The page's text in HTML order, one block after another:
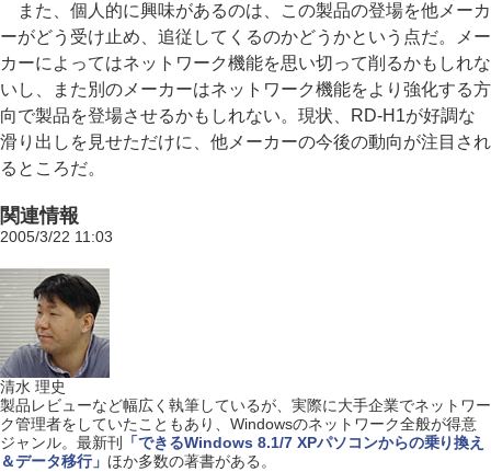
また、個人的に興味があるのは、この製品の登場を他メーカ
ーがどう受け止め、追従してくるのかどうかという点だ。メー
カーによってはネットワーク機能を思い切って削るかもしれな
いし、また別のメーカーはネットワーク機能をより強化する方
向で製品を登場させるかもしれない。現状、RD-H1が好調な
滑り出しを見せただけに、他メーカーの今後の動向が注目され
るところだ。
関連情報
2005/3/22 11:03
清水 理史
製品レビューなど幅広く執筆しているが、実際に大手企業でネットワー
ク管理者をしていたこともあり、Windowsのネットワーク全般が得意
ジャンル。最新刊
「できるWindows 8.1/7 XPパソコンからの乗り換え
＆データ移行」 ほか多数の著書がある。